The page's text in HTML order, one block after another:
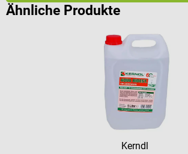
Ähnliche Produkte
Kerndl